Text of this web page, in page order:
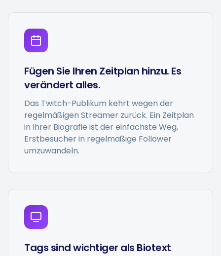
Shopify
Fügen Sie Ihren Zeitplan hinzu. Es
verändert alles.
Das Twitch-Publikum kehrt wegen der
regelmäßigen Streamer zurück. Ein Zeitplan
in Ihrer Biografie ist der einfachste Weg,
Erstbesucher in regelmäßige Follower
umzuwandeln.
Tags sind wichtiger als Biotext